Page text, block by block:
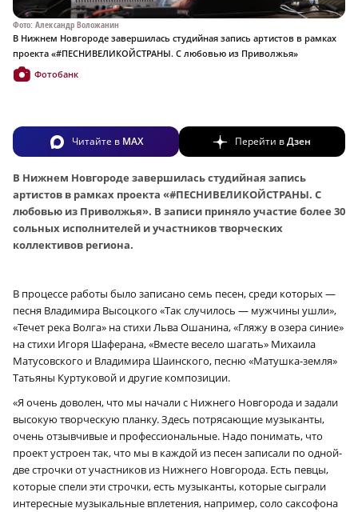
Фото: Александр Воложанин
В Нижнем Новгороде завершилась студийная запись артистов в рамках
проекта «#ПЕСНИВЕЛИКОЙСТРАНЫ. С любовью из Приволжья»
Фотобанк
Читайте в MAX Перейти вДзен
В Нижнем Новгороде завершилась студийная запись
артистов в рамках проекта «#ПЕСНИВЕЛИКОЙСТРАНЫ. С
любовью из Приволжья». В записи приняло участие более 30
сольных исполнителей и участников творческих
коллективов региона.
В процессе работы было записано семь песен, среди которых —
песня Владимира Высоцкого «Так случилось — мужчины ушли»,
«Течет река Волга» на стихи Льва Ошанина, «Гляжу в озера синие»
на стихи Игоря Шаферана, «Вместе весело шагать» Михаила
Матусовского и Владимира Шаинского, песню «Матушка-земля»
Татьяны Куртуковой и другие композиции.
«Я очень доволен, что мы начали с Нижнего Новгорода и задали
высокую творческую планку. Здесь потрясающие музыканты,
очень отзывчивые и профессиональные. Надо понимать, что
проект устроен так, что мы в каждой из песен записали по одной-
две строчки от участников из Нижнего Новгорода. Есть певцы,
которые спели эти строчки, есть музыканты, которые сыграли
интересные музыкальные вплетения, например, соло саксофона